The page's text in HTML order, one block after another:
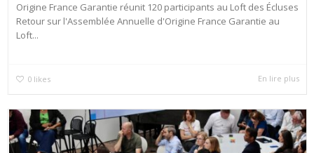
Origine France Garantie réunit 120 participants au Loft des Écluses
Retour sur l'Assemblée Annuelle d'Origine France Garantie au
Loft...
0 likes En lire plus